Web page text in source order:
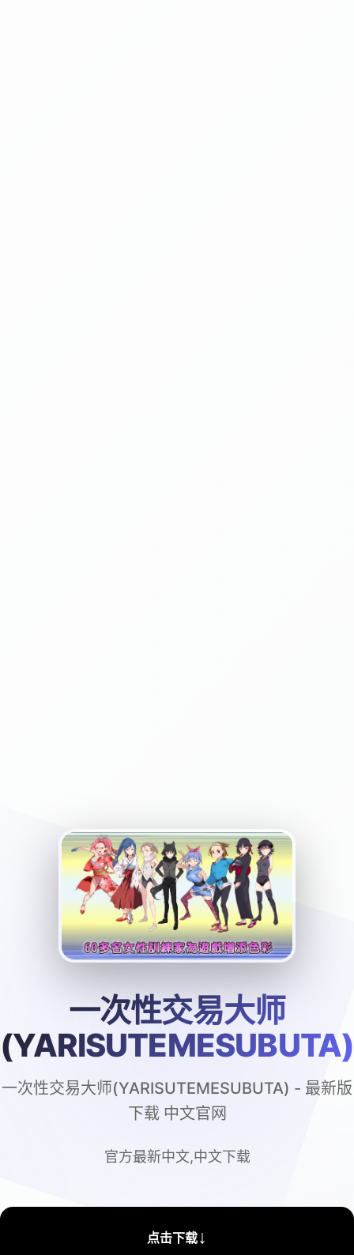
一次性交易大师
(YARISUTEMESUBUTA)
一次性交易大师(YARISUTEMESUBUTA) - 最新版
下载 中文官网
官方最新中文,中文下载
点击下载↓